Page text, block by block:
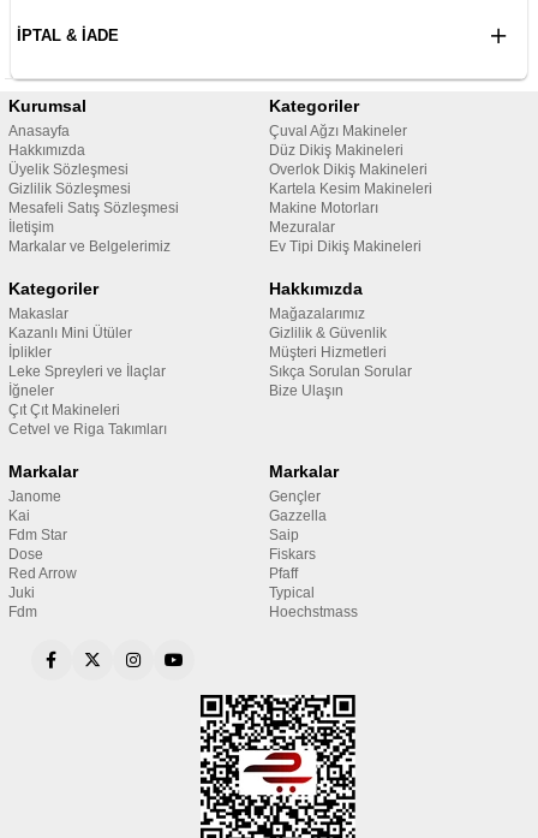
İPTAL & İADE
Kurumsal
Anasayfa
Hakkımızda
Üyelik Sözleşmesi
Gizlilik Sözleşmesi
Mesafeli Satış Sözleşmesi
İletişim
Markalar ve Belgelerimiz
Kategoriler
Çuval Ağzı Makineler
Düz Dikiş Makineleri
Overlok Dikiş Makineleri
Kartela Kesim Makineleri
Makine Motorları
Mezuralar
Ev Tipi Dikiş Makineleri
Kategoriler
Makaslar
Kazanlı Mini Ütüler
İplikler
Leke Spreyleri ve İlaçlar
İğneler
Çıt Çıt Makineleri
Cetvel ve Riga Takımları
Hakkımızda
Mağazalarımız
Gizlilik & Güvenlik
Müşteri Hizmetleri
Sıkça Sorulan Sorular
Bize Ulaşın
Markalar
Janome
Kai
Fdm Star
Dose
Red Arrow
Juki
Fdm
Markalar
Gençler
Gazzella
Saip
Fiskars
Pfaff
Typical
Hoechstmass